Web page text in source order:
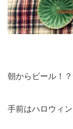
朝からビール！
手前はハロウィ